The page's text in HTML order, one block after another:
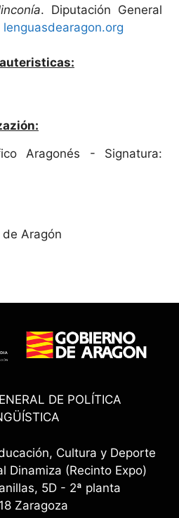
. Diputación General
lenguasdearagon.org
Aragonés - Signatura:
Aragón
DE POLÍTICA
Cultura y Deporte
Dinamiza (Recinto Expo)
5D - 2ª planta
Zaragoza